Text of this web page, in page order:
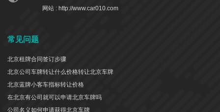
网站 : http://www.car010.com
常见问题
北京租牌合同签订步骤
北京公司车牌转让什么价格转让北京车牌
北京蓝牌小客车指标转让价格
在北京有公司就可以申请北京车牌吗
公司名义如何申请获得北京车牌